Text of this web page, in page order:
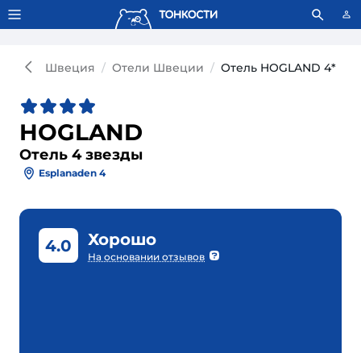
Тонкости используют сookie-файлы. Что это значит?
Швеция Отели Швеции Отель HOGLAND 4*
HOGLAND
Отель 4 звезды
Esplanaden 4
4.0 Хорошо
На основании отзывов